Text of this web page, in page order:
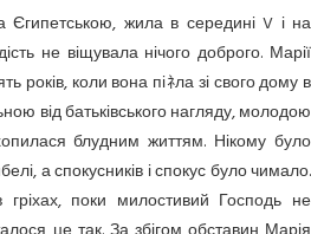
Єгипетською, жила в середині V і на
не віщувала нічого доброго. Марії
років, коли вона піﾈла зі свого дому в
від батьківського нагляду, молодою
блудним життям. Нікому було
а спокусників і спокус було чимало.
поки милостивий Господь не